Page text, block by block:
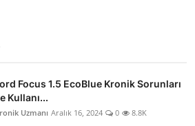
Focus 1.5 EcoBlue Kronik Sorunları
Kullanı...
Uzmanı Aralık 16, 2024 0 8.8K